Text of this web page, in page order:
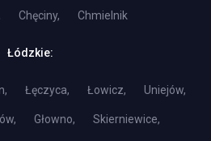
Chęciny, Chmielnik
Łódzkie:
Łęczyca, Łowicz, Uniejów,
Głowno, Skierniewice,